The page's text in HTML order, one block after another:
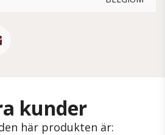
kunder
här produkten är: